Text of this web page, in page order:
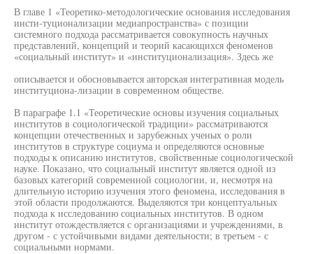
В главе 1 «Теоретико-методологические основания исследования
инсти-туционализации медиапространства» с позиции
системного подхода рассматривается совокупность научных
представлений, концепций и теорий касающихся феноменов
«социальный институт» и «институционализация». Здесь же
описывается и обосновывается авторская интегративная модель
институциона-лизации в современном обществе.
В параграфе 1.1 «Теоретические основы изучения социальных
институтов в социологической традиции» рассматриваются
концепции отечественных и зарубежных ученых о роли
институтов в структуре социума и определяются основные
подходы к описанию институтов, свойственные социологической
науке. Показано, что социальный институт является одной из
базовых категорий современной социологии, и, несмотря на
длительную историю изучения этого феномена, исследования в
этой области продолжаются. Выделяются три концептуальных
подхода к исследованию социальных институтов. В одном
институт отождествляется с организациями и учреждениями, в
другом - с устойчивыми видами деятельности; в третьем - с
социальными нормами.